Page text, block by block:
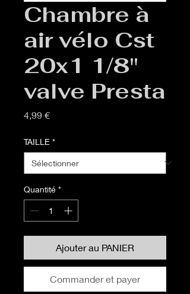
Chambre à
air vélo Cst
20x1 1/8"
valve Presta
4,99 €Prix
TAILLE *
Quantité *
Ajouter au PANIER
Commander et payer